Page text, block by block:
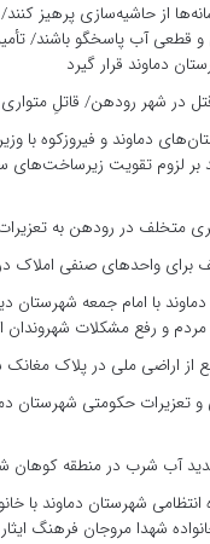
از حاشیه‌سازی پرهیز
قطعی آب پاسخگو باشند/
دماوند قرار گیرد
در شهر رودهن/ قاتلِ
دماوند و فیروزکوه با
بر لزوم تقویت زیرساخت‌های
با امام جمعه شهرستان
مردم و رفع مشکلات شهروندان
تعزیرات حکومتی شهرستان
آب شرب در منطقه کوهان
انتظامی شهرستان دماوند با
شهدا مروجان فرهنگ